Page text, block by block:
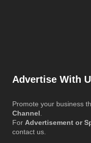
Advertise With
Promote your business
Channel
For Advertisement or
contact us.